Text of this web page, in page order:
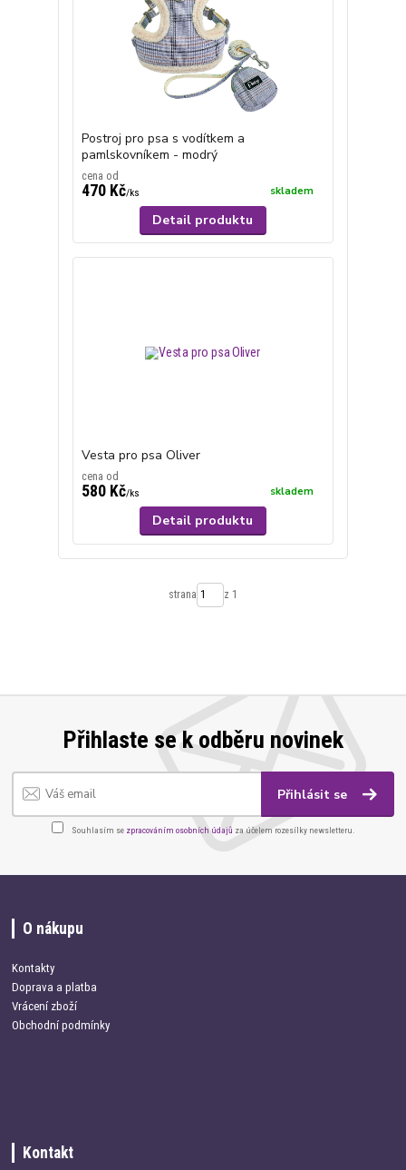
Postroj pro psa s vodítkem a
pamlskovníkem - modrý
cena od
470 Kč/ks skladem
Detail produktu
Vesta pro psa Oliver
cena od
580 Kč/ks skladem
Detail produktu
strana z 1
Přihlaste se k odběru novinek
Přihlásit se
Souhlasím se zpracováním osobních údajů za účelem rozesílky newsletteru.
O nákupu
Kontakty
Doprava a platba
Vrácení zboží
Obchodní podmínky
Kontakt